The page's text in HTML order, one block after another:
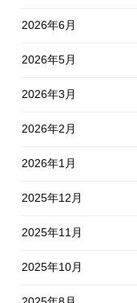
2026年6月
2026年5月
2026年3月
2026年2月
2026年1月
2025年12月
2025年11月
2025年10月